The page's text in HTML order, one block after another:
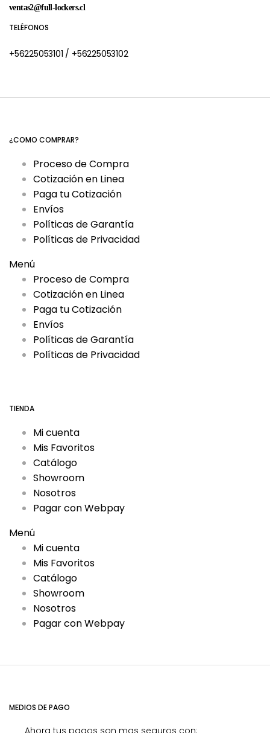
ventas2@full-lockers.cl
TELÉFONOS
+56225053101 / +56225053102
¿COMO COMPRAR?
Proceso de Compra
Cotización en Linea
Paga tu Cotización
Envíos
Políticas de Garantía
Políticas de Privacidad
Menú
Proceso de Compra
Cotización en Linea
Paga tu Cotización
Envíos
Políticas de Garantía
Políticas de Privacidad
TIENDA
Mi cuenta
Mis Favoritos
Catálogo
Showroom
Nosotros
Pagar con Webpay
Menú
Mi cuenta
Mis Favoritos
Catálogo
Showroom
Nosotros
Pagar con Webpay
MEDIOS DE PAGO